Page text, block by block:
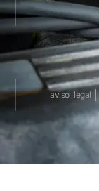
aviso legal